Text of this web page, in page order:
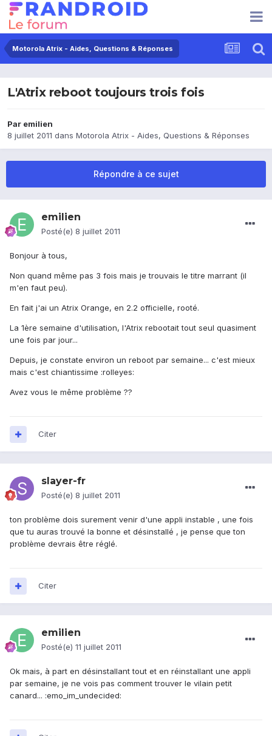
Motorola Atrix - Aides, Questions & Réponses
L'Atrix reboot toujours trois fois
Par emilien
8 juillet 2011 dans Motorola Atrix - Aides, Questions & Réponses
Répondre à ce sujet
emilien
Posté(e) 8 juillet 2011
Bonjour à tous,
Non quand même pas 3 fois mais je trouvais le titre marrant (il
m'en faut peu).
En fait j'ai un Atrix Orange, en 2.2 officielle, rooté.
La 1ère semaine d'utilisation, l'Atrix rebootait tout seul quasiment
une fois par jour...
Depuis, je constate environ un reboot par semaine... c'est mieux
mais c'est chiantissime :rolleyes:
Avez vous le même problème ??
Citer
slayer-fr
Posté(e) 8 juillet 2011
ton problème dois surement venir d'une appli instable , une fois
que tu auras trouvé la bonne et désinstallé , je pense que ton
problème devrais être réglé.
Citer
emilien
Posté(e) 11 juillet 2011
Ok mais, à part en désinstallant tout et en réinstallant une appli
par semaine, je ne vois pas comment trouver le vilain petit
canard... :emo_im_undecided: